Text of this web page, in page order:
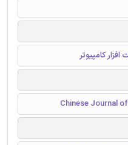
کامپیوتر